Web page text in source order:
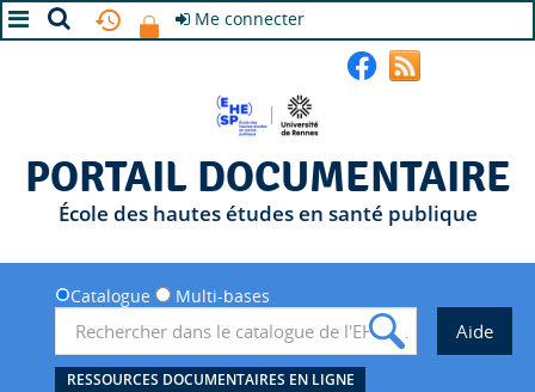
Me connecter
PORTAIL DOCUMENTAIRE
École des hautes études en santé publique
Catalogue Multi-bases
RESSOURCES DOCUMENTAIRES EN LIGNE